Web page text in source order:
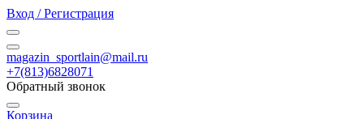
Вход / Регистрация
magazin_sportlain@mail.ru
+7(813)6828071
Обратный звонок
Корзина